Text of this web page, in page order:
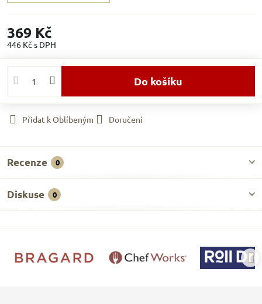
369 Kč
446 Kč s DPH
Do košíku
Přidat k Oblíbeným Doručení
Recenze 0
Diskuse 0